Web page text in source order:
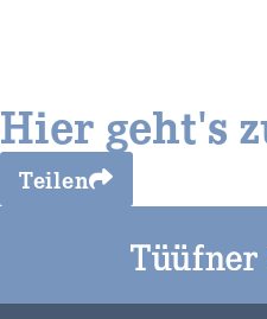
Hier geht's
Teilen